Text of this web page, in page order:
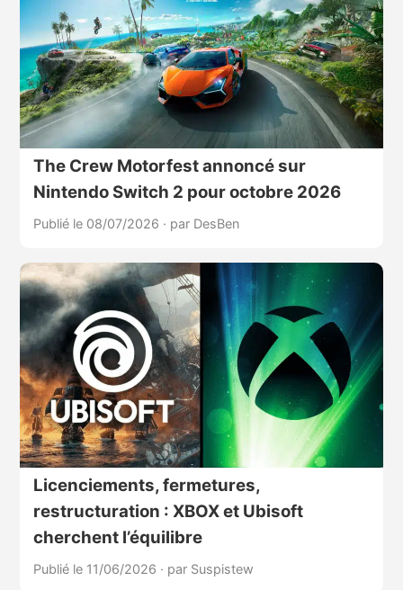
The Crew Motorfest annoncé sur
Nintendo Switch 2 pour octobre 2026
Publié le 08/07/2026 · par DesBen
Licenciements, fermetures,
restructuration : XBOX et Ubisoft
cherchent l’équilibre
Publié le 11/06/2026 · par Suspistew